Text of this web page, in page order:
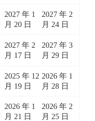
2027 年 1
月 20 日
2027 年 2
月 24 日
2027 年 2
月 17 日
2027 年 3
月 29 日
2025 年 12
月 19 日
2026 年 1
月 28 日
2026 年 1
月 21 日
2026 年 2
月 25 日